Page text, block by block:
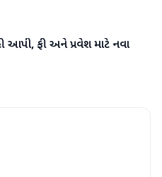
આપી, ફી અને પ્રવેશ માટે નવા